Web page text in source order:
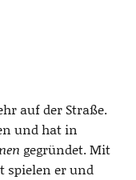
auf der Straße.
und hatin
gegründet.Mit
spielen er und